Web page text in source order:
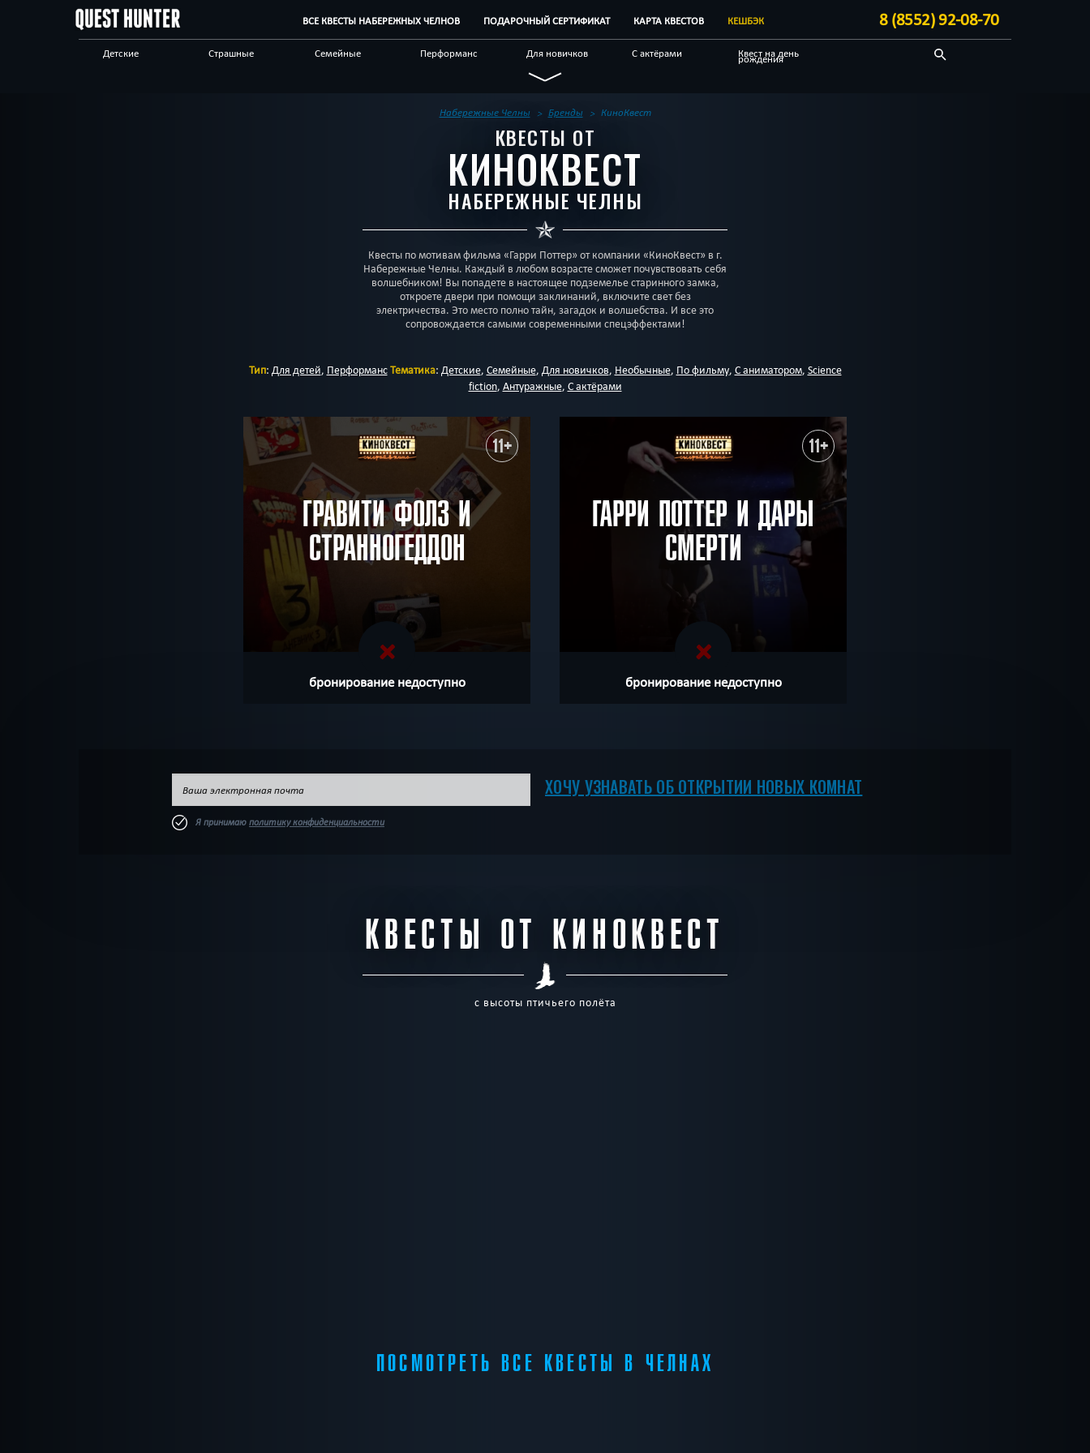
ВСЕ КВЕСТЫ НАБЕРЕЖНЫХ ЧЕЛНОВ ПОДАРОЧНЫЙ СЕРТИФИКАТ КАРТА КВЕСТОВ КЕШБЭК 8 (8552) 92-08-70
Детские Страшные Семейные Перформанс Для новичков С актёрами Квест на день
рождения
Необычные
Спасти мир Технологичные
Антуражные
Корпоративным
клиентам Другой город
Набережные Челны Бренды КиноКвест
КВЕСТЫ ОТ
КИНОКВЕСТ
НАБЕРЕЖНЫЕ ЧЕЛНЫ
Квесты по мотивам фильма «Гарри Поттер» от компании «КиноКвест» в г.
Набережные Челны. Каждый в любом возрасте сможет почувствовать себя
волшебником! Вы попадете в настоящее подземелье старинного замка,
откроете двери при помощи заклинаний, включите свет без
электричества. Это место полно тайн, загадок и волшебства. И все это
сопровождается самыми современными спецэффектами!
Тип: Для детей, ПерформансТематика: Детские, Семейные, Для новичков, Необычные, По фильму, С аниматором, Science
fiction, Антуражные, С актёрами
11+
ГРАВИТИ ФОЛЗ И
СТРАННОГЕДДОН
бронирование недоступно
11+
ГАРРИ ПОТТЕР И ДАРЫ
СМЕРТИ
бронирование недоступно
Я принимаю политику конфиденциальности
ХОЧУ УЗНАВАТЬ ОБ ОТКРЫТИИ НОВЫХ КОМНАТ
КВЕСТЫ ОТ КИНОКВЕСТ
с высоты птичьего полёта
ПОСМОТРЕТЬ ВСЕ КВЕСТЫ В ЧЕЛНАХ